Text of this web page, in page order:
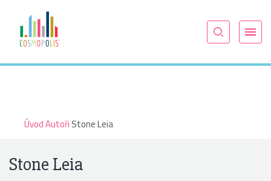
ÚvodAutoři Stone Leia
Stone Leia